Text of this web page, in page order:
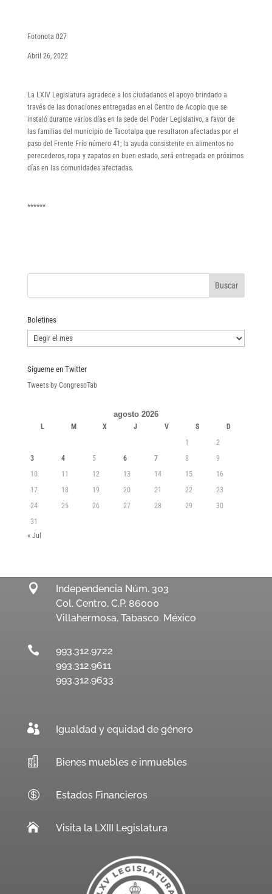
Fotonota 027
Abril 26, 2022
La LXIV Legislatura agradece a los ciudadanos el apoyo brindado a
través de las donaciones entregadas en el Centro de Acopio que se
instaló durante varios días en la sede del Poder Legislativo, a favor de
las familias del municipio de Tacotalpa que resultaron afectadas por el
paso del Frente Frío número 41; la ayuda consistente en alimentos no
perecederos, ropa y zapatos en buen estado, será entregada en próximos
días en las comunidades afectadas.
******
Boletines
Boletines
Sígueme en Twitter
Tweets by CongresoTab
agosto 2026
L M X J V S
D
1
2
3
4 5 6 7 8
9
10
11 12 13 14 15
16
17
18 19 20 21 22
23
24
25 26 27 28 29
30
31
« Jul

Independencia Núm. 303
Col. Centro, C.P. 86000
Villahermosa, Tabasco. México

993.312.9722
993.312.9611
993.312.9633
 Igualdad y equidad de género
 Bienes muebles e inmuebles
 Estados Financieros
 Visita la LXIII Legislatura